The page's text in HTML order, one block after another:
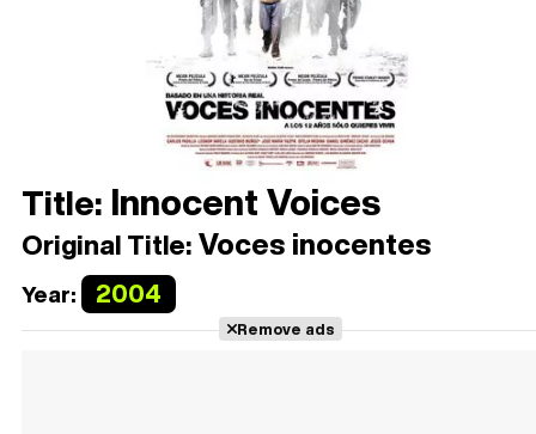
Title: Innocent Voices
Original Title:Voces inocentes
Year: 2004
Remove ads